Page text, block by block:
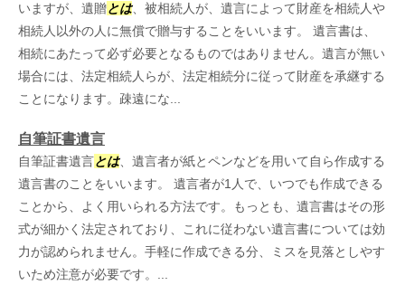
いますが、遺贈とは、被相続人が、遺言によって財産を相続人や
相続人以外の人に無償で贈与することをいいます。 遺言書は、
相続にあたって必ず必要となるものではありません。遺言が無い
場合には、法定相続人らが、法定相続分に従って財産を承継する
ことになります。疎遠にな...
自筆証書遺言
自筆証書遺言とは、遺言者が紙とペンなどを用いて自ら作成する
遺言書のことをいいます。 遺言者が1人で、いつでも作成できる
ことから、よく用いられる方法です。もっとも、遺言書はその形
式が細かく法定されており、これに従わない遺言書については効
力が認められません。手軽に作成できる分、ミスを見落としやす
いため注意が必要です。...